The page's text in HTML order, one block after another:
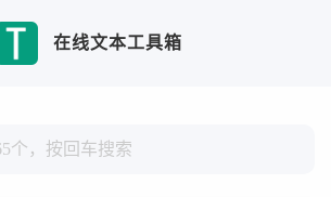
在线文本工具箱